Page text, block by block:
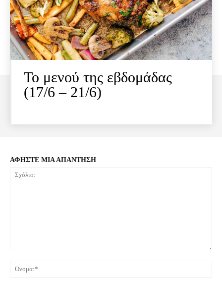
Το μενού της εβδομάδας
(17/6 – 21/6)
ΑΦΗΣΤΕ ΜΙΑ ΑΠΑΝΤΗΣΗ